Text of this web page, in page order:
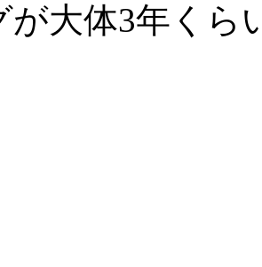
が大体3年くら